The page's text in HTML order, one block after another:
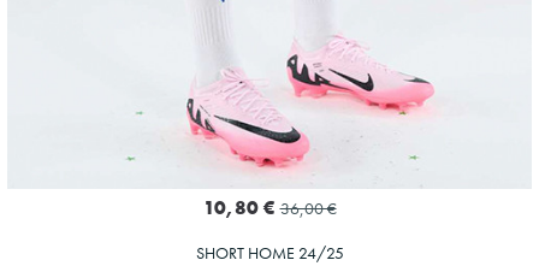
10,80 € 36,00 €
SHORT HOME 24/25